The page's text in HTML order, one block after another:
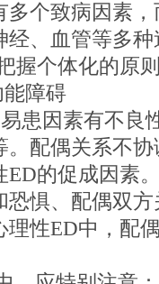
多个致病因素
经、血管等多
握个体化的原
障碍
因素有不良
。配偶关系不
的促成因素
恐惧、配偶双
性ED中，配